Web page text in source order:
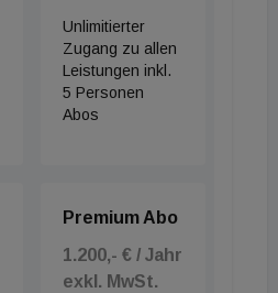
Unlimitierter
Zugang zu allen
Leistungen inkl.
5 Personen
Abos
Premium Abo
1.200,- € / Jahr
exkl. MwSt.